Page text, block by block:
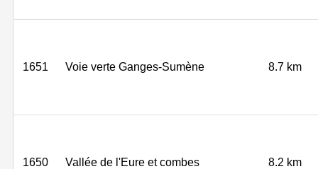
1651 Voie verte Ganges-Sumène 8.7 km
1650 Vallée de l'Eure et combes 8.2 km